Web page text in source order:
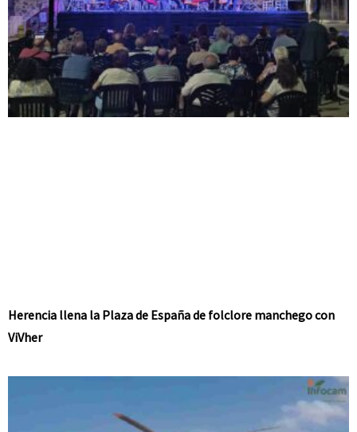
Herencia llena la Plaza de España de folclore manchego con
ViVher